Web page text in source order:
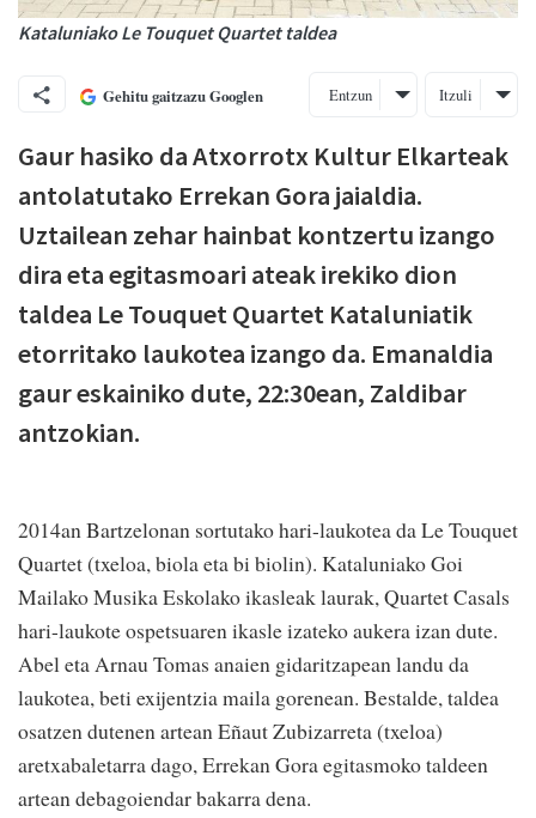
Kataluniako Le Touquet Quartet taldea
Gehitu gaitzazu Googlen Entzun Itzuli
Gaur hasiko da Atxorrotx Kultur Elkarteak
antolatutako Errekan Gora jaialdia.
Uztailean zehar hainbat kontzertu izango
dira eta egitasmoari ateak irekiko dion
taldea Le Touquet Quartet Kataluniatik
etorritako laukotea izango da. Emanaldia
gaur eskainiko dute, 22:30ean, Zaldibar
antzokian.
2014an Bartzelonan sortutako hari-laukotea da Le Touquet
Quartet (txeloa, biola eta bi biolin). Kataluniako Goi
Mailako Musika Eskolako ikasleak laurak, Quartet Casals
hari-laukote ospetsuaren ikasle izateko aukera izan dute.
Abel eta Arnau Tomas anaien gidaritzapean landu da
laukotea, beti exijentzia maila gorenean. Bestalde, taldea
osatzen dutenen artean Eñaut Zubizarreta (txeloa)
aretxabaletarra dago, Errekan Gora egitasmoko taldeen
artean debagoiendar bakarra dena.